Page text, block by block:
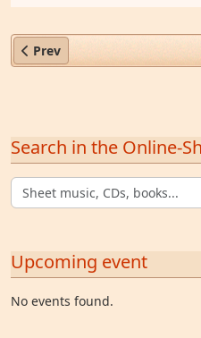
Previous article:
Prev
Search in the Online-
Upcoming event
No events found.